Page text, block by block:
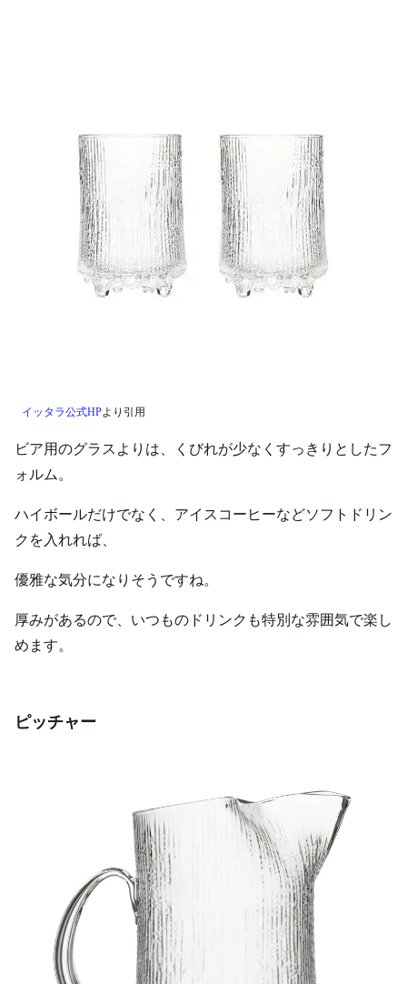
イッタラ公式HPより引用
ビア用のグラスよりは、くびれが少なくすっきりとしたフ
ォルム。
ハイボールだけでなく、アイスコーヒーなどソフトドリン
クを入れれば、
優雅な気分になりそうですね。
厚みがあるので、いつものドリンクも特別な雰囲気で楽し
めます。
ピッチャー